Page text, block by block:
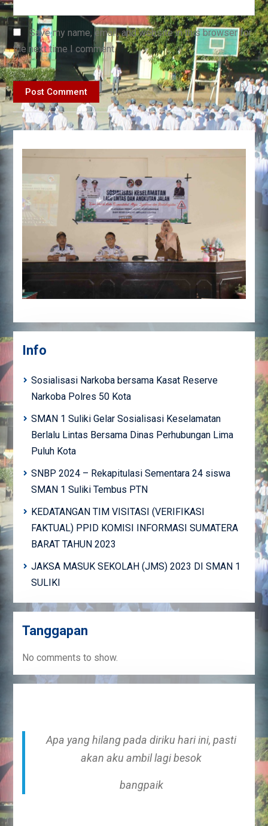
Save my name, email, and website in this browser for
the next time I comment.
Info
Sosialisasi Narkoba bersama Kasat Reserve
Narkoba Polres 50 Kota
SMAN 1 Suliki Gelar Sosialisasi Keselamatan
Berlalu Lintas Bersama Dinas Perhubungan Lima
Puluh Kota
SNBP 2024 – Rekapitulasi Sementara 24 siswa
SMAN 1 Suliki Tembus PTN
KEDATANGAN TIM VISITASI (VERIFIKASI
FAKTUAL) PPID KOMISI INFORMASI SUMATERA
BARAT TAHUN 2023
JAKSA MASUK SEKOLAH (JMS) 2023 DI SMAN 1
SULIKI
Tanggapan
No comments to show.
Apa yang hilang pada diriku hari ini, pasti
akan aku ambil lagi besok
bangpaik